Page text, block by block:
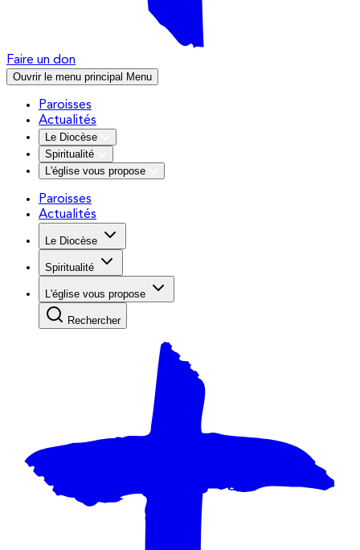
Faire un don
Ouvrir le menu principal Menu
Paroisses
Actualités
Le Diocèse
Spiritualité
L'église vous propose
Paroisses
Actualités
Le Diocèse
Spiritualité
L'église vous propose
Rechercher